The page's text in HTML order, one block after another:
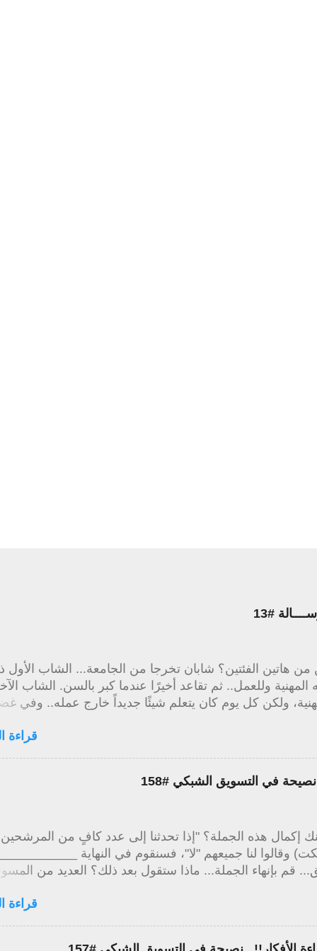
#13
هاتين الفئتين؟ شابان تخرجا من الجامعة... الشاب
المهنية وللعمل.. ثم تقاعد أخيرًا عندما كبر بالسن. الشاب
ولكن كل يوم كان يتعلم شيئًا جديداً خارج عمله.. وفي
بجانب حياته المهنية مما جعله يكسب المزيد من المال ولديه
الذي سأتعلمه اليوم؟" اجعل حياتك ممتعة للعيش
قراءة
نصيحة في التسويق الشبكي #158
إكمال هذه الجملة؟ "إذا تحدثنا إلى عدد كافٍ من المرشحين
وقالوا لنا جميعهم "لا"، فسنقوم في النهاية
قم بإنهاء الجملة... ماذا ستقول بعد ذلك؟ العديد من
وقالوا لنا جميعهم "لا"، فسنقوم في النهاية برعاية شخص ما
أي "نعم" قادم وسيحبطك كل "لا" ونتيجة ذلك سوف
قراءة